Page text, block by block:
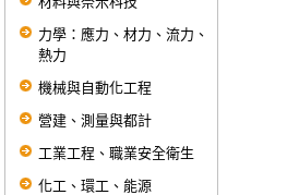
力學：應力、材力、流力、
熱力
機械與自動化工程
營建、測量與都計
工業工程、職業安全衛生
化工、環工、能源